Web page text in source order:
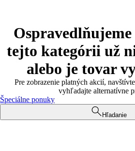
Ospravedlňujeme
tejto kategórii už
alebo je tovar
Pre zobrazenie platných akcií,
vyhľadajte alternatívne
Špeciálne ponuky
Hľadanie